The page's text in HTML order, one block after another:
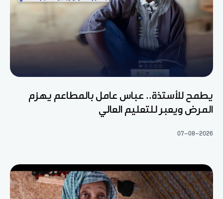
يطمح للأستذة.. عباس عامل بالمطاعم يهزم
المرض ويعبر للتعليم العالي
07-08-2026